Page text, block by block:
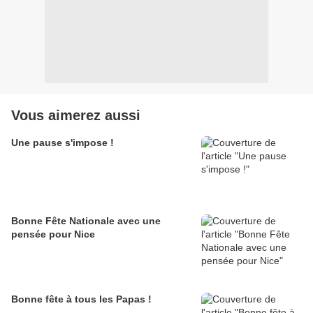
Vous aimerez aussi
Une pause s'impose !
Bonne Fête Nationale avec une
pensée pour Nice
Bonne fête à tous les Papas !